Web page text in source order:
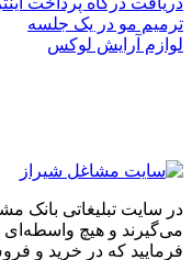
ترمیم مو در یک جلسه
لوازم آرایش لوکس
در سایت تبلیغاتی بانک
می‌گیرند و هیچ واسطه‌ای
فرمایید که در خرید و